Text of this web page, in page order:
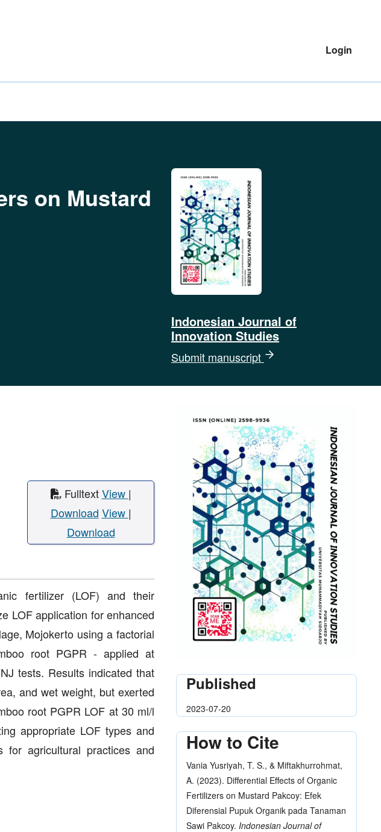
Login
Indonesian Journal of
Innovation Studies
Submit manuscript
on Mustard
FulltextView |
Download View |
Download
fertilizer (LOF) and their
LOF application for enhanced
Mojokerto using a factorial
root PGPR - applied at
tests. Results indicated that
and wet weight, but exerted
root PGPR LOF at 30 ml/l
appropriate LOF types and
for agricultural practices and
Published
2023-07-20
How to Cite
Vania Yusriyah, T. S., & Miftakhurrohmat,
A. (2023). Differential Effects of Organic
Fertilizers on Mustard Pakcoy: Efek
Diferensial Pupuk Organik pada Tanaman
Sawi Pakcoy. Indonesian Journal of